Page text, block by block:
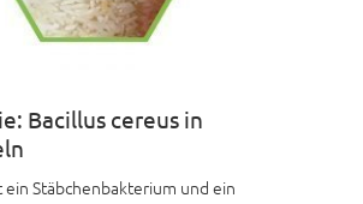
Bacillus cereus in
ein Stäbchenbakterium und ein